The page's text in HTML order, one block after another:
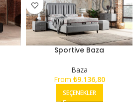
Sportive Baza
Baza
From ₺9.136,80
SEÇENEKLER